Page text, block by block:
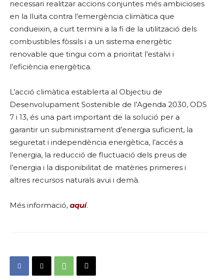
necessari realitzar accions conjuntes més ambicioses
en la lluita contra l’emergència climàtica que
condueixin, a curt termini a la fi de la utilització dels
combustibles fòssils i a un sistema energètic
renovable que tingui com a prioritat l’estalvi i
l’eficiència energètica.
L’acció climàtica establerta al Objectiu de
Desenvolupament Sostenible de l’Agenda 2030, ODS
7 i 13, és una part important de la solució per a
garantir un subministrament d’energia suficient, la
seguretat i independència energètica, l’accés a
l’energia, la reducció de fluctuació dels preus de
l’energia i la disponibilitat de matèries primeres i
altres recursos naturals avui i demà.
Més informació, aquí.